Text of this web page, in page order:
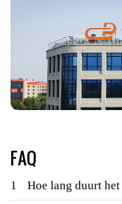
FAQ
1 Hoe lang duurt